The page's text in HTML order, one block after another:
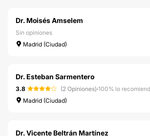
Dr. Moisés Amselem
Sin opiniones
Madrid (Ciudad)
Dr. Esteban Sarmentero
3.8 (2 Opiniones)·100% lo
Madrid (Ciudad)
Dr. Vicente Beltrán Martínez